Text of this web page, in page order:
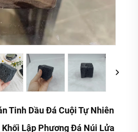
Tinh Dầu Đá Cuội Tự Nhiên
Lập Phương Đá Núi Lửa